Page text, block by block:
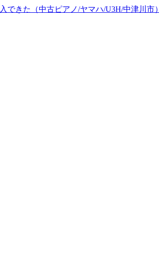
できた（中古ピアノ/ヤマハ/U3H/中津川市）